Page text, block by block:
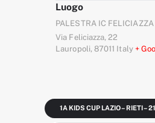
Luogo
PALESTRA IC
Via Feliciazza, 22
Lauropoli, 87011 Italy +
1A KIDS CUP LAZIO – RIETI –